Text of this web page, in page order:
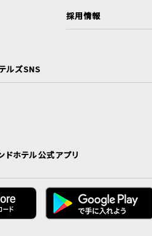
採用情報
ルズSNS
ドホテル公式アプリ